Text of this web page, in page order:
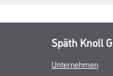
Späth Knoll
Unternehmen